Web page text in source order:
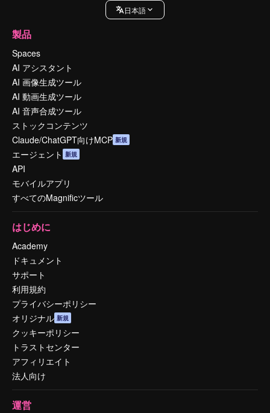
日本語
製品
Spaces
AI アシスタント
AI 画像生成ツール
AI 動画生成ツール
AI 音声合成ツール
ストックコンテンツ
Claude/ChatGPT向けMCP 新規
エージェント 新規
API
モバイルアプリ
すべてのMagnificツール
はじめに
Academy
ドキュメント
サポート
利用規約
プライバシーポリシー
オリジナル 新規
クッキーポリシー
トラストセンター
アフィリエイト
法人向け
運営